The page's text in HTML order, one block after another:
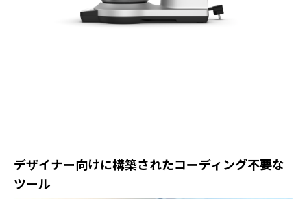
デザイナー向けに構築されたコーディング不要な
ツール